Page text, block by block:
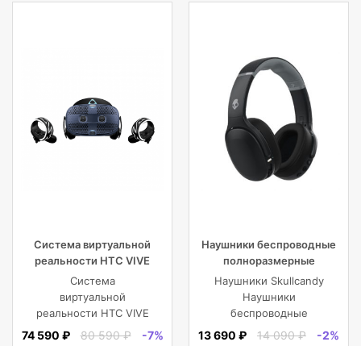
Система виртуальной
реальности HTC VIVE
Cosmos
Система
виртуальной
реальности HTC VIVE
Cosmos
74 590 ₽ 80 590 ₽ -7%
Наушники беспроводные
полноразмерные
Skullcandy CRUSHER EVO
WIRELESS OVER-EAR,
черные
Наушники Skullcandy
Наушники
беспроводные
полноразмерные
13 690 ₽ 14 090 ₽ -2%